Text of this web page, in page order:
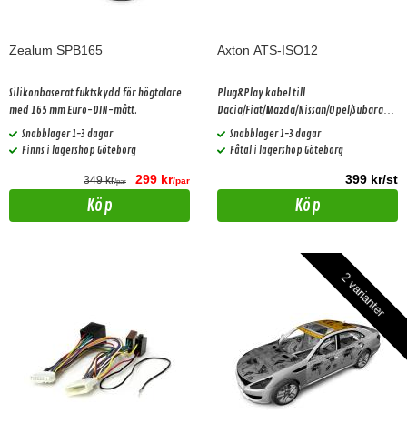
Zealum SPB165
Silikonbaserat fuktskydd för högtalare
med 165 mm Euro-DIN-mått.
Snabblager 1-3 dagar
Finns i lagershop Göteborg
349 kr/par 299 kr/par
Köp
Axton ATS-ISO12
Plug&Play kabel till
Dacia/Fiat/Mazda/Nissan/Opel/Subarau.
Passar alla Axton DSP förstärkare. Gäller
bilar med basic ljudpaket!
Snabblager 1-3 dagar
Fåtal i lagershop Göteborg
399 kr/st
Köp
2 varianter